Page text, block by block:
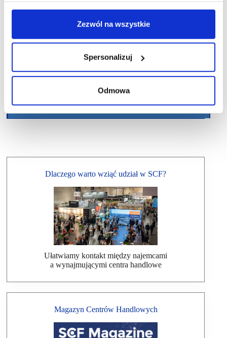
Zezwól na wszystkie
Spersonalizuj
Odmowa
Dlaczego warto wziąć udział w SCF?
Ułatwiamy kontakt między najemcami
a wynajmującymi centra handlowe
Magazyn Centrów Handlowych